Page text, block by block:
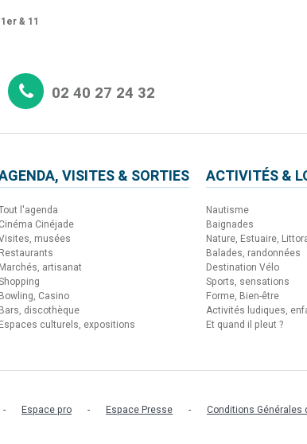
& 11
02 40 27 24 32
VISITES & SORTIES
l'agenda
Cinéma Cinéjade
musées
Restaurants
Marchés, artisanat
Bowling, Casino
Bars, discothèque
Espaces culturels, expositions
ACTIVITÉS &
Nautisme
Baignades
Nature, Estuaire,
Balades, randonnées
Destination Vélo
Sports, sensations
Forme, Bien-être
Activités ludiques,
Et quand il pleut ?
Espace pro Espace Presse Conditions Générales